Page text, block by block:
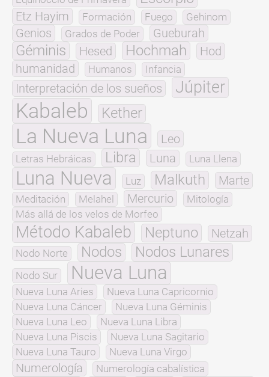
Etz Hayim Formación Fuego Gehinom
Genios Grados de Poder Gueburah
Géminis Hesed Hochmah
Hod
humanidad
Humanos Infancia
Interpretación de los sueños Júpiter
Kabaleb Kether
La Nueva Luna Leo
Letras Hebráicas Libra Luna Luna Llena
Luna Nueva Luz Malkuth Marte
Meditación Melahel Mercurio
Mitología
Más allá de los velos de Morfeo
Método Kabaleb Neptuno Netzah
Nodo Norte Nodos Nodos Lunares
Nodo Sur Nueva Luna
Nueva Luna Aries
Nueva Luna Capricornio
Nueva Luna Cáncer
Nueva Luna Géminis
Nueva Luna Leo
Nueva Luna Libra
Nueva Luna Piscis
Nueva Luna Sagitario
Nueva Luna Tauro
Nueva Luna Virgo
Numerología
Numerología cabalística